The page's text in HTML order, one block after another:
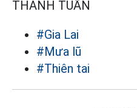
THANH TUẤN
#Gia Lai
#Mưa lũ
#Thiên tai